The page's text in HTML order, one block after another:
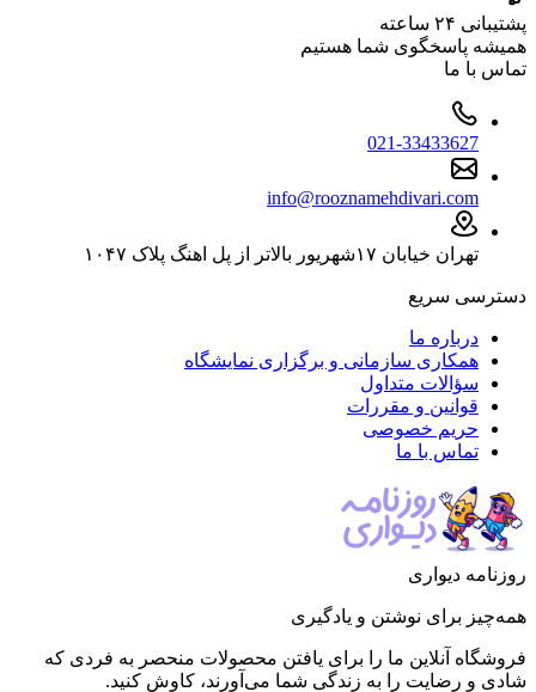
پشتیبانی ۲۴ ساعته
همیشه پاسخگوی شما هستیم
تماس با ما
021-33433627
info@rooznamehdivari.com
تهران خیابان ۱۷شهریور بالاتر از پل اهنگ پلاک ۱۰۴۷
دسترسی سریع
درباره ما
همکاری سازمانی و برگزاری نمایشگاه
سؤالات متداول
قوانین و مقررات
حریم خصوصی
تماس با ما
روزنامه دیواری
همه‌چیز برای نوشتن و یادگیری
فروشگاه آنلاین ما را برای یافتن محصولات منحصر به فردی که
شادی و رضایت را به زندگی شما می‌آورند، کاوش کنید.